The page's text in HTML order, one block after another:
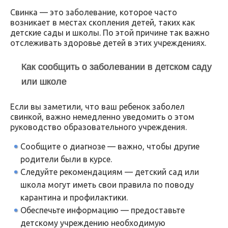
Свинка — это заболевание, которое часто
возникает в местах скопления детей, таких как
детские сады и школы. По этой причине так важно
отслеживать здоровье детей в этих учреждениях.
Как сообщить о заболевании в детском саду
или школе
Если вы заметили, что ваш ребенок заболел
свинкой, важно немедленно уведомить о этом
руководство образовательного учреждения.
Сообщите о диагнозе — важно, чтобы другие
родители были в курсе.
Следуйте рекомендациям — детский сад или
школа могут иметь свои правила по поводу
карантина и профилактики.
Обеспечьте информацию — предоставьте
детскому учреждению необходимую